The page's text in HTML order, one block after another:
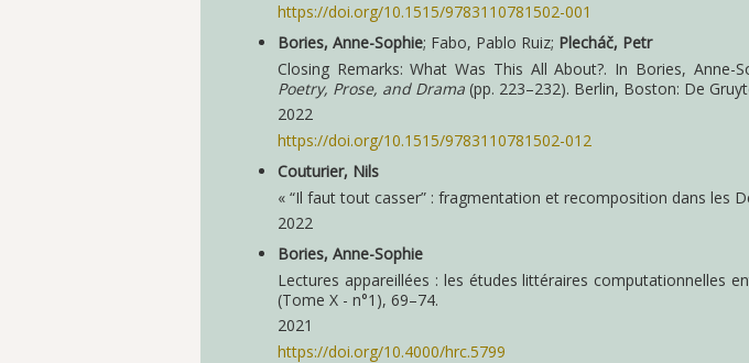
https://doi.org/10.1515/9783110781502-001
Bories, Anne-Sophie; Fabo, Pablo Ruiz; Plecháč, Petr
Closing Remarks: What Was This All About?. In Bories, Anne-
Poetry, Prose, and Drama (pp. 223–232). Berlin, Boston: De
2022
https://doi.org/10.1515/9783110781502-012
Couturier, Nils
« “Il faut tout casser” : fragmentation et recomposition dans les
2022
Bories, Anne-Sophie
Lectures appareillées : les études littéraires computationnelles
(Tome X - n°1), 69–74.
2021
https://doi.org/10.4000/hrc.5799